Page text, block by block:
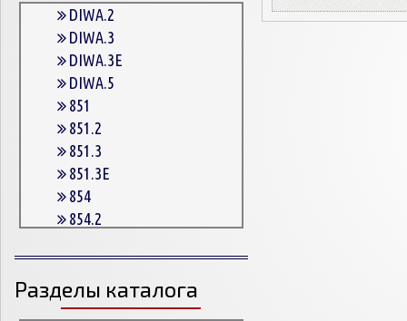
DIWA.2
DIWA.3
DIWA.3E
DIWA.5
851
851.2
851.3
851.3E
854
854.2
854.3
854.3E
854.5
Разделы каталога